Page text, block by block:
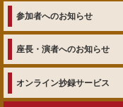
参加者へのお知らせ
座長・演者へのお知らせ
オンライン抄録サービス